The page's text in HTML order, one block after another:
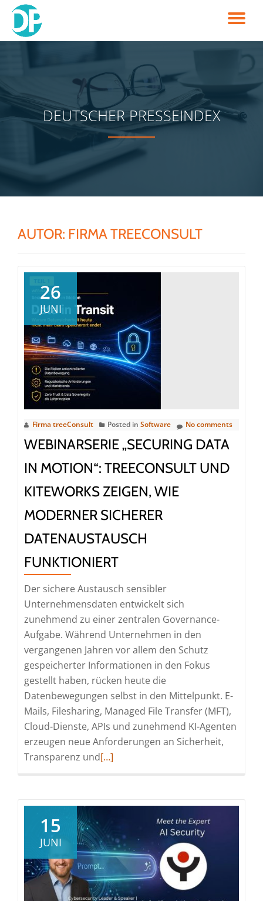
Skip
to
DEUTSCHER PRESSEINDEX
AUTOR: FIRMA TREECONSULT
26
JUNI
Firma treeConsult Posted in Software No comments
WEBINARSERIE „SECURING DATA
IN MOTION“: TREECONSULT UND
KITEWORKS ZEIGEN, WIE
MODERNER SICHERER
DATENAUSTAUSCH
FUNKTIONIERT
Der sichere Austausch sensibler
Unternehmensdaten entwickelt sich
zunehmend zu einer zentralen Governance-
Aufgabe. Während Unternehmen in den
vergangenen Jahren vor allem den Schutz
gespeicherter Informationen in den Fokus
gestellt haben, rücken heute die
Datenbewegungen selbst in den Mittelpunkt. E-
Mails, Filesharing, Managed File Transfer (MFT),
Cloud-Dienste, APIs und zunehmend KI-Agenten
erzeugen neue Anforderungen an Sicherheit,
Transparenz undRead
Data
in
Motion“:
treeConsult
und
[…]
15
JUNI